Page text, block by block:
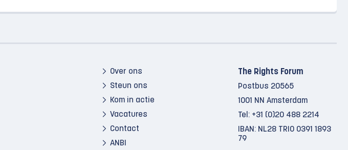
Over ons
Steun ons
Kom in actie
Vacatures
Contact
ANBI
The Rights Forum
Postbus 20565
1001 NN Amsterdam
Tel: +31 (0)20 488 2214
IBAN: NL28 TRIO 0391 1893
79